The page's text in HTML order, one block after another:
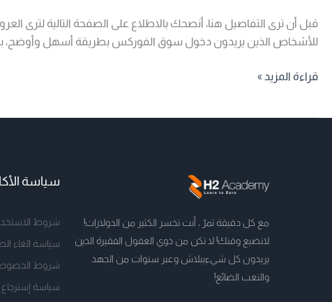
للأشخاص الذين يريدون دخول سوق الفوركس بطريقة أسهل وأوضح،
قراءة المزيد »
مع كل دقيقة تمرّ ، أنت تخسر الكثير من الدولارات!
لاتضيع وقتك! لا تكن من ذوي العقول الفقيرة الذين
يريدون كل شيءببلاش وعبر سنوات من الجهد
والتعب الضائع!
سياسة
شروط
سياسة الغاء
شروط
سياسة إسترجاع